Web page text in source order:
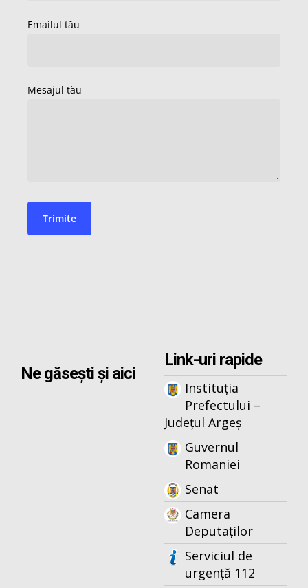
Ne găsești și aici
Link-uri rapide
Instituția
Prefectului –
Județul Argeș
Guvernul
Romaniei
Senat
Camera
Deputaților
Serviciul de
urgență 112